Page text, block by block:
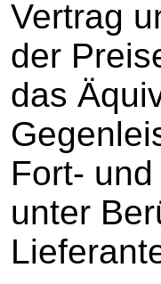
Vertrag
der
das
Fort-
unter